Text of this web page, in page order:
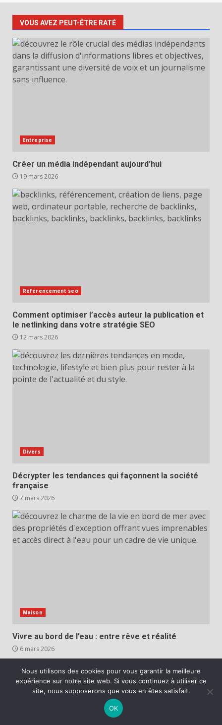
VOUS AVEZ PEUT-ÊTRE RATÉ
Entreprise
Créer un média indépendant aujourd’hui
19 mars 2026
Référencement seo
Comment optimiser l’accès auteur la publication et
le netlinking dans votre stratégie SEO
12 mars 2026
Divers
Décrypter les tendances qui façonnent la société
française
7 mars 2026
Maison
Vivre au bord de l’eau : entre rêve et réalité
6 mars 2026
Créer un média indépendant aujourd’hui
Nous utilisons des cookies pour vous garantir la meilleure
expérience sur notre site web. Si vous continuez à utiliser ce
site, nous supposerons que vous en êtes satisfait.
OK